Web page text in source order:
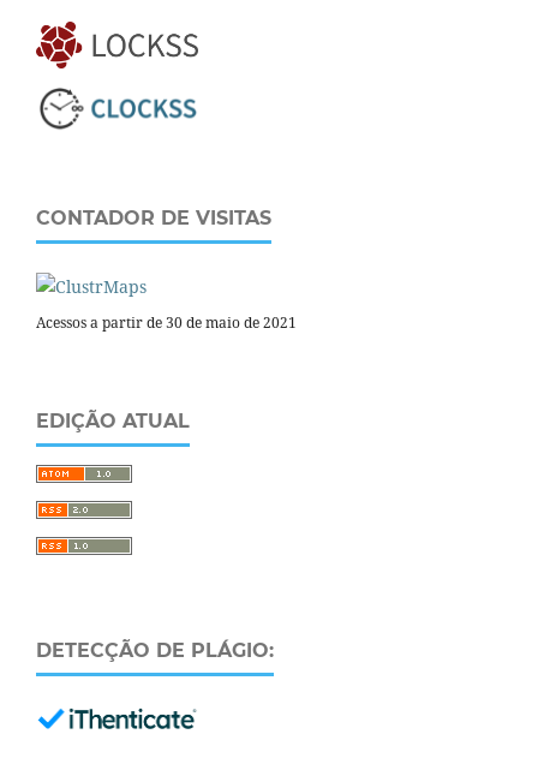
CONTADOR DE VISITAS
Acessos a partir de 30 de maio de 2021
EDIÇÃO ATUAL
DETECÇÃO DE PLÁGIO: